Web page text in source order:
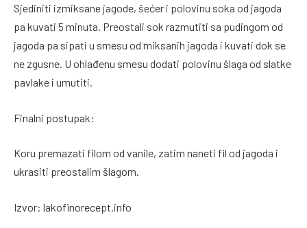
Sjediniti izmiksane jagode, šećer i polovinu soka od jagoda
pa kuvati 5 minuta. Preostali sok razmutiti sa pudingom od
jagoda pa sipati u smesu od miksanih jagoda i kuvati dok se
ne zgusne. U ohlađenu smesu dodati polovinu šlaga od slatke
pavlake i umutiti.
Finalni postupak:
Koru premazati filom od vanile, zatim naneti fil od jagoda i
ukrasiti preostalim šlagom.
Izvor: lakofinorecept.info